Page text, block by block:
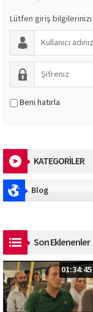
Lütfen giriş bilgilerinizi
Beni hatırla
KATEGORİLER
Blog
Son Eklenenler
01:34:45